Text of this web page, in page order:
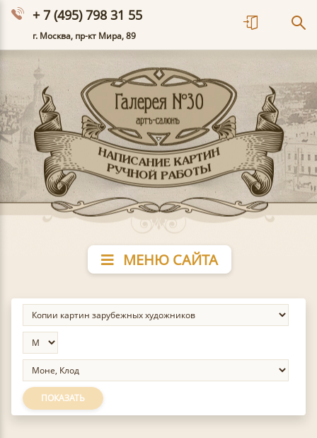
+ 7 (495) 798 31 55
г. Москва, пр-кт Мира, 89
МЕНЮ САЙТА
ПОКАЗАТЬ